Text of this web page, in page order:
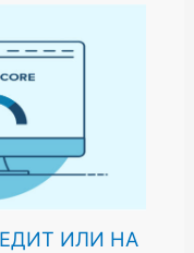
ИЛИ НА